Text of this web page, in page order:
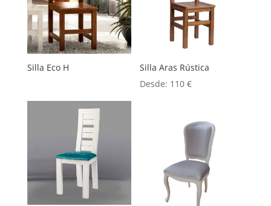
Silla Eco H
Silla Aras Rústica
Desde: 110€